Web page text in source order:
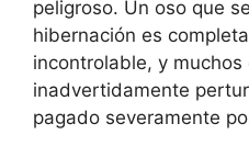
peligroso. Un oso que
hibernación es
incontrolable, y muchos
inadvertidamente
pagado severamente